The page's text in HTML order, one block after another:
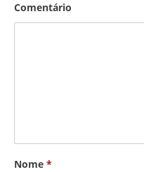
Comentário
Nome *